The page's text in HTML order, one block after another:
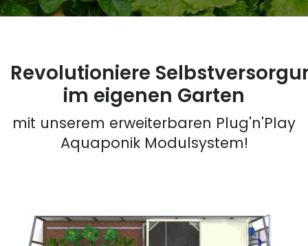
Revolutioniere
im eigenen Garten
mit unserem erweiterbaren Plug'n'Play
Aquaponik Modulsystem!